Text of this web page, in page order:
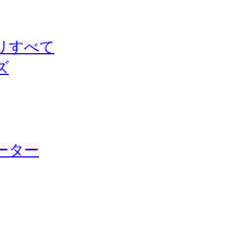
すべて
ター